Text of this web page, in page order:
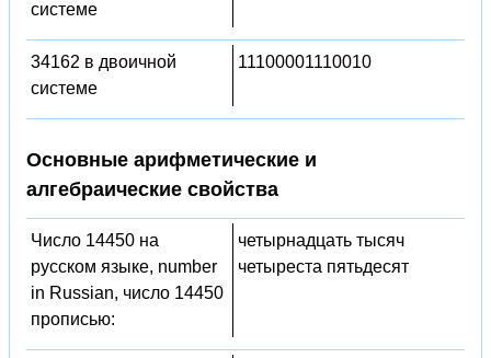
системе
34162 в двоичной
системе
11100001110010
Основные арифметические и
алгебраические свойства
Число 14450 на
русском языке, number
in Russian, число 14450
прописью:
четырнадцать тысяч
четыреста пятьдесят